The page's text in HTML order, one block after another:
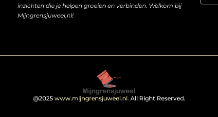
inzichten die je helpen groeien en verbinden. Welkom bij
Mijngrensjuweel.nl!
@2025 www.mijngrensjuweel.nl. All Right Reserved.